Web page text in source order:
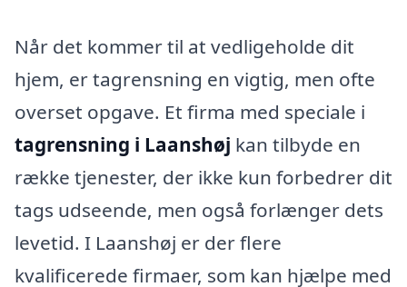
Når det kommer til at vedligeholde dit
hjem, er tagrensning en vigtig, men ofte
overset opgave. Et firma med speciale i
tagrensning i Laanshøj kan tilbyde en
række tjenester, der ikke kun forbedrer dit
tags udseende, men også forlænger dets
levetid. I Laanshøj er der flere
kvalificerede firmaer, som kan hjælpe med